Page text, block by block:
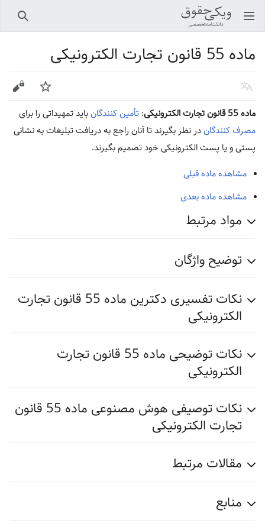
باز کردن منو اصلی جستجو
ماده 55 قانون تجارت الکترونیکی
زبان پیگیری ویرایش
ماده 55 قانون تجارت الکترونیکی : تأمین کنندگانباید تمهیداتی را برای
مصرف کنندگاندر نظر بگیرند تا‌ آنان راجع به دریافت تبلیغات به نشانی
پستی و یا پست الکترونیکی خود تصمیم بگیرند.
مشاهده ماده قبلی
مشاهده ماده بعدی
مواد مرتبط
توضیح واژگان
نکات تفسیری دکترین ماده 55 قانون تجارت
الکترونیکی
نکات توضیحی ماده 55 قانون تجارت
الکترونیکی
نکات توصیفی هوش مصنوعی ماده 55 قانون
تجارت الکترونیکی
مقالات مرتبط
منابع